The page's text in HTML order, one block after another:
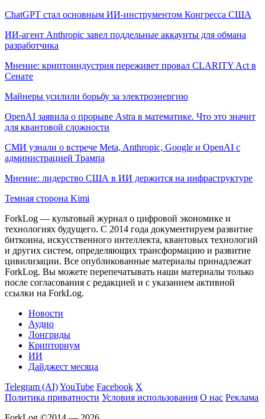
ChatGPT стал основным ИИ-инструментом Конгресса США
ИИ-агент Anthropic завел поддельные аккаунты для обмана
разработчика
Мнение: криптоиндустрия переживет провал CLARITY Act в
Сенате
Майнеры усилили борьбу за электроэнергию
OpenAI заявила о прорыве Astra в математике. Что это значит
для квантовой сложности
СМИ узнали о встрече Meta, Anthropic, Google и OpenAI с
администрацией Трампа
Мнение: лидерство США в ИИ держится на инфраструктуре
Темная сторона Kimi
ForkLog — культовый журнал о цифровой экономике и
технологиях будущего. С 2014 года документируем развитие
биткоина, искусственного интеллекта, квантовых технологий
и других систем, определяющих трансформацию и развитие
цивилизации. Все опубликованные материалы принадлежат
ForkLog. Вы можете перепечатывать наши материалы только
после согласования с редакцией и с указанием активной
ссылки на ForkLog.
Новости
Аудио
Лонгриды
Крипториум
ИИ
Дайджест месяца
Telegram (AI)YouTube Facebook X
Политика приватности Условия использования О нас Реклама